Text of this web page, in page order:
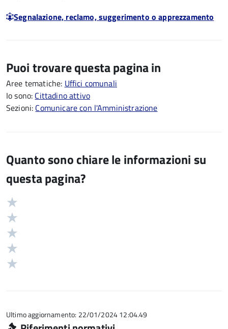
Segnalazione, reclamo, suggerimento o apprezzamento
Puoi trovare questa pagina in
Aree tematiche: Uffici comunali
Io sono: Cittadino attivo
Sezioni: Comunicare con l'Amministrazione
Quanto sono chiare le informazioni su
questa pagina?
Valutazione
5
Ultimo aggiornamento: 22/01/2024 12:04.49